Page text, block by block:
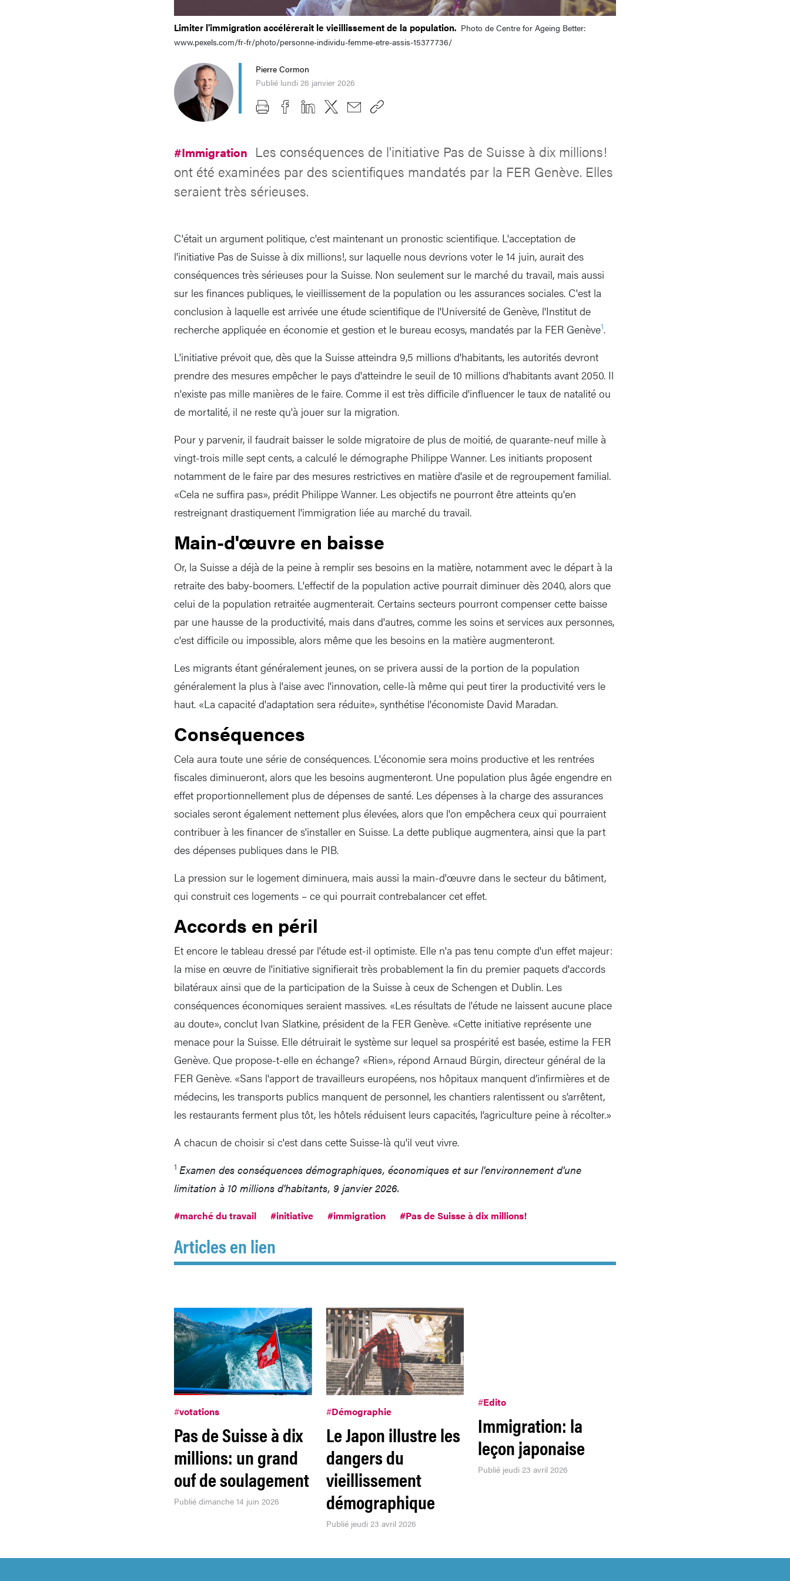
Limiter l'immigration accélérerait le vieillissement de la population. Photo de Centre for Ageing Better:
www.pexels.com/fr-fr/photo/personne-individu-femme-etre-assis-15377736/
Pierre Cormon
Publié lundi 26 janvier 2026
#Immigration Les conséquences de l'initiative Pas de Suisse à dix millions!
ont été examinées par des scientifiques mandatés par la FER Genève. Elles
seraient très sérieuses.
C'était un argument politique, c'est maintenant un pronostic scientifique. L'acceptation de
l'initiative Pas de Suisse à dix millions!, sur laquelle nous devrions voter le 14 juin, aurait des
conséquences très sérieuses pour la Suisse. Non seulement sur le marché du travail, mais aussi
sur les finances publiques, le vieillissement de la population ou les assurances sociales. C'est la
conclusion à laquelle est arrivée une étude scientifique de l'Université de Genève, l'Institut de
recherche appliquée en économie et gestion et le bureau ecosys, mandatés par la FER Genève1.
L'initiative prévoit que, dès que la Suisse atteindra 9,5 millions d'habitants, les autorités devront
prendre des mesures empêcher le pays d'atteindre le seuil de 10 millions d'habitants avant 2050. Il
n'existe pas mille manières de le faire. Comme il est très difficile d'influencer le taux de natalité ou
de mortalité, il ne reste qu'à jouer sur la migration.
Pour y parvenir, il faudrait baisser le solde migratoire de plus de moitié, de quarante-neuf mille à
vingt-trois mille sept cents, a calculé le démographe Philippe Wanner. Les initiants proposent
notamment de le faire par des mesures restrictives en matière d'asile et de regroupement familial.
«Cela ne suffira pas», prédit Philippe Wanner. Les objectifs ne pourront être atteints qu'en
restreignant drastiquement l'immigration liée au marché du travail.
Main-d'œuvre en baisse
Or, la Suisse a déjà de la peine à remplir ses besoins en la matière, notamment avec le départ à la
retraite des baby-boomers. L'effectif de la population active pourrait diminuer dès 2040, alors que
celui de la population retraitée augmenterait. Certains secteurs pourront compenser cette baisse
par une hausse de la productivité, mais dans d'autres, comme les soins et services aux personnes,
c'est difficile ou impossible, alors même que les besoins en la matière augmenteront.
Les migrants étant généralement jeunes, on se privera aussi de la portion de la population
généralement la plus à l'aise avec l'innovation, celle-là même qui peut tirer la productivité vers le
haut. «La capacité d'adaptation sera réduite», synthétise l'économiste David Maradan.
Conséquences
Cela aura toute une série de conséquences. L'économie sera moins productive et les rentrées
fiscales diminueront, alors que les besoins augmenteront. Une population plus âgée engendre en
effet proportionnellement plus de dépenses de santé. Les dépenses à la charge des assurances
sociales seront également nettement plus élevées, alors que l'on empêchera ceux qui pourraient
contribuer à les financer de s'installer en Suisse. La dette publique augmentera, ainsi que la part
des dépenses publiques dans le PIB.
La pression sur le logement diminuera, mais aussi la main-d'œuvre dans le secteur du bâtiment,
qui construit ces logements – ce qui pourrait contrebalancer cet effet.
Accords en péril
Et encore le tableau dressé par l'étude est-il optimiste. Elle n'a pas tenu compte d'un effet majeur:
la mise en œuvre de l'initiative signifierait très probablement la fin du premier paquets d'accords
bilatéraux ainsi que de la participation de la Suisse à ceux de Schengen et Dublin. Les
conséquences économiques seraient massives. «Les résultats de l'étude ne laissent aucune place
au doute», conclut Ivan Slatkine, président de la FER Genève. «Cette initiative représente une
menace pour la Suisse. Elle détruirait le système sur lequel sa prospérité est basée, estime la FER
Genève. Que propose-t-elle en échange? «Rien», répond Arnaud Bürgin, directeur général de la
FER Genève. «Sans l'apport de travailleurs européens, nos hôpitaux manquent d’infirmières et de
médecins, les transports publics manquent de personnel, les chantiers ralentissent ou s’arrêtent,
les restaurants ferment plus tôt, les hôtels réduisent leurs capacités, l’agriculture peine à récolter.»
A chacun de choisir si c'est dans cette Suisse-là qu'il veut vivre.
1 Examen des conséquences démographiques, économiques et sur l'environnement d'une
limitation à 10 millions d'habitants, 9 janvier 2026.
#marché du travail #initiative #immigration #Pas de Suisse à dix millions!
Articles en lien
#votations
Pas de Suisse à dix
millions: un grand
ouf de soulagement
Publié dimanche 14 juin 2026
#Démographie
Le Japon illustre les
dangers du
vieillissement
démographique
Publié jeudi 23 avril 2026
#Edito
Immigration: la
leçon japonaise
Publié jeudi 23 avril 2026